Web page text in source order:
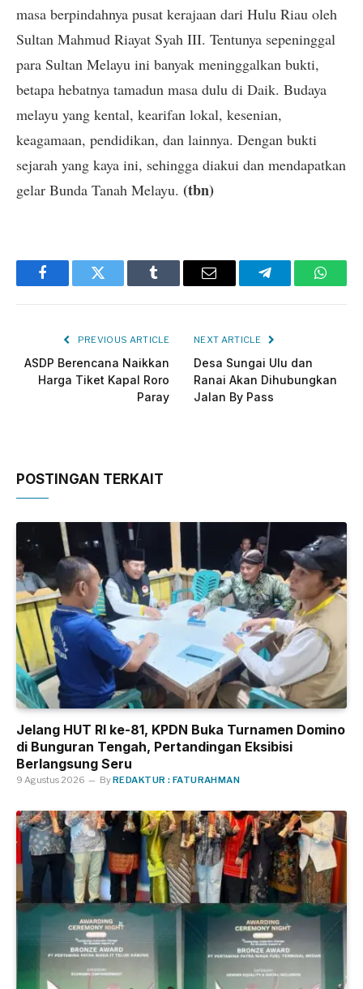
masa berpindahnya pusat kerajaan dari Hulu Riau oleh
Sultan Mahmud Riayat Syah III. Tentunya sepeninggal
para Sultan Melayu ini banyak meninggalkan bukti,
betapa hebatnya tamadun masa dulu di Daik. Budaya
melayu yang kental, kearifan lokal, kesenian,
keagamaan, pendidikan, dan lainnya. Dengan bukti
sejarah yang kaya ini, sehingga diakui dan mendapatkan
gelar Bunda Tanah Melayu. (tbn)
FacebookTwitter Tumblr Email Telegram
PREVIOUS ARTICLE
ASDP Berencana Naikkan
Harga Tiket Kapal Roro
Paray
NEXT ARTICLE
Desa Sungai Ulu dan
Ranai Akan Dihubungkan
Jalan By Pass
POSTINGAN TERKAIT
Jelang HUT RI ke-81, KPDN Buka Turnamen Domino
di Bunguran Tengah, Pertandingan Eksibisi
Berlangsung Seru
9 Agustus 2026 ByREDAKTUR : FATURAHMAN